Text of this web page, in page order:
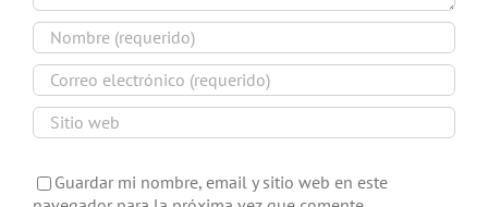
Guardar mi nombre, email y sitio web en este